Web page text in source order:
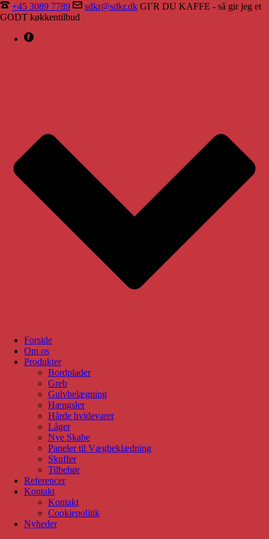
+45 3089 7789 sdkr@sdkr.dk GI´R DU KAFFE - så gir jeg et
GODT køkkentilbud
Forside
Om os
Produkter
Bordplader
Greb
Gulvbelægning
Hængsler
Hårde hvidevarer
Låger
Nye Skabe
Paneler til Vægbeklædning
Skuffer
Tilbehør
Referencer
Kontakt
Kontakt
Cookiepolitik
Nyheder